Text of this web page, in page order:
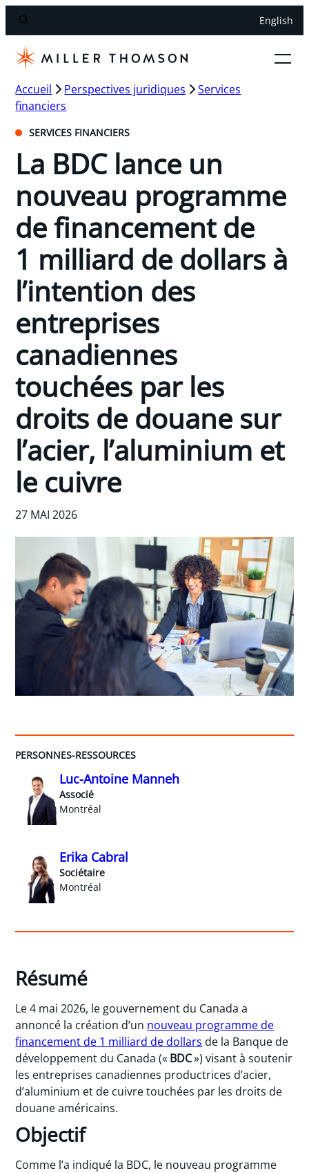
English
Accueil Perspectives juridiques
Services
financiers
SERVICES FINANCIERS
La BDC lance un
nouveau programme
de financement de
1 milliard de dollars à
l’intention des
entreprises
canadiennes
touchées par les
droits de douane sur
l’acier, l’aluminium et
le cuivre
27 MAI 2026
PERSONNES-RESSOURCES
Luc-Antoine Manneh
Associé
Montréal
Erika Cabral
Sociétaire
Montréal
Résumé
Le 4 mai 2026, le gouvernement du Canada a
annoncé la création d’un nouveau programme de
financement de 1 milliard de dollars de la Banque de
développement du Canada («BDC») visant à soutenir
les entreprises canadiennes productrices d’acier,
d’aluminium et de cuivre touchées par les droits de
douane américains.
Objectif
Comme l’a indiqué la BDC, le nouveau programme